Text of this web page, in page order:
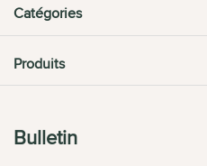
Catégories
Produits
Bulletin